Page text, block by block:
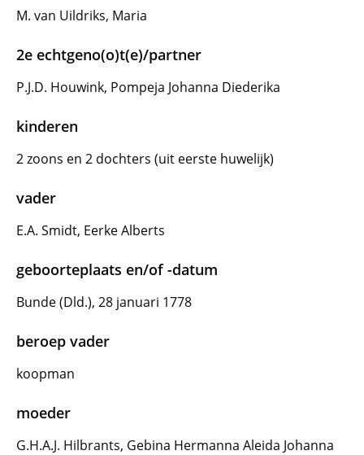
M. van Uildriks, Maria
2e echtgeno(o)t(e)/partner
P.J.D. Houwink, Pompeja Johanna Diederika
kinderen
2 zoons en 2 dochters (uit eerste huwelijk)
vader
E.A. Smidt, Eerke Alberts
geboorteplaats en/of -datum
Bunde (Dld.), 28 januari 1778
beroep vader
koopman
moeder
G.H.A.J. Hilbrants, Gebina Hermanna Aleida Johanna